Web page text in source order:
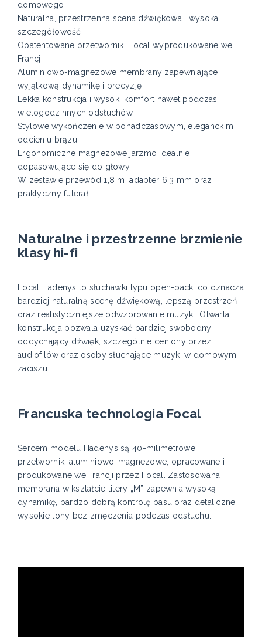
domowego
Naturalna, przestrzenna scena dźwiękowa i wysoka
szczegółowość
Opatentowane przetworniki Focal wyprodukowane we
Francji
Aluminiowo-magnezowe membrany zapewniające
wyjątkową dynamikę i precyzję
Lekka konstrukcja i wysoki komfort nawet podczas
wielogodzinnych odsłuchów
Stylowe wykończenie w ponadczasowym, eleganckim
odcieniu brązu
Ergonomiczne magnezowe jarzmo idealnie
dopasowujące się do głowy
W zestawie przewód 1,8 m, adapter 6,3 mm oraz
praktyczny futerał
Naturalne i przestrzenne brzmienie
klasy hi-fi
Focal Hadenys to słuchawki typu open-back, co oznacza
bardziej naturalną scenę dźwiękową, lepszą przestrzeń
oraz realistyczniejsze odwzorowanie muzyki. Otwarta
konstrukcja pozwala uzyskać bardziej swobodny,
oddychający dźwięk, szczególnie ceniony przez
audiofilów oraz osoby słuchające muzyki w domowym
zaciszu.
Francuska technologia Focal
Sercem modelu Hadenys są 40-milimetrowe
przetworniki aluminiowo-magnezowe, opracowane i
produkowane we Francji przez Focal. Zastosowana
membrana w kształcie litery „M” zapewnia wysoką
dynamikę, bardzo dobrą kontrolę basu oraz detaliczne
wysokie tony bez zmęczenia podczas odsłuchu.